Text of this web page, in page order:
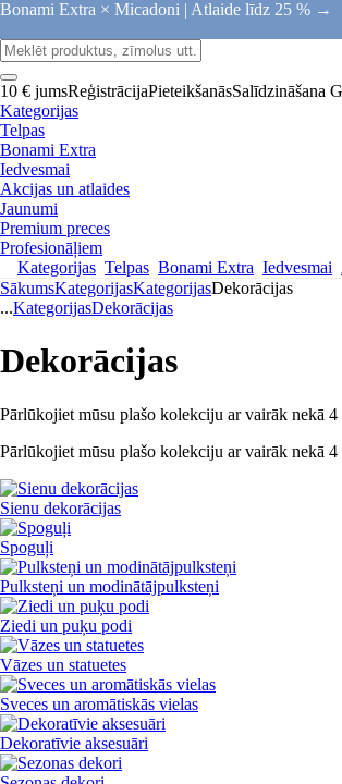
Bonami Extra × Micadoni | Atlaide līdz 25 % →
10 € jumsReģistrācijaPieteikšanāsSalīdzināšana
Kategorijas
Telpas
Bonami Extra
Iedvesmai
Akcijas un atlaides
Jaunumi
Premium preces
Profesionāļiem
Kategorijas Telpas Bonami Extra Iedvesmai
SākumsKategorijasKategorijasDekorācijas
...KategorijasDekorācijas
Dekorācijas
Pārlūkojiet mūsu plašo kolekciju ar vairāk nekā
Pārlūkojiet mūsu plašo kolekciju ar vairāk nekā
Sienu dekorācijas
Spoguļi
Pulksteņi un modinātājpulksteņi
Ziedi un puķu podi
Vāzes un statuetes
Sveces un aromātiskās vielas
Dekoratīvie aksesuāri